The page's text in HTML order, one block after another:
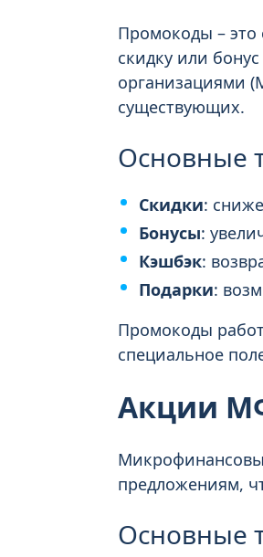
Промокоды – это
скидку или
организациями
существующих.
Основные
Скидки:
Бонусы:
Кэшбэк:
Подарки:
Промокоды
специальное
Акции
предложениям,
Основные